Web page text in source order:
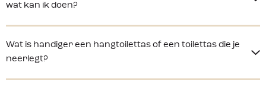
wat kan ik doen?
Wat is handiger een hangtoilettas of een toilettas die je
neerlegt?